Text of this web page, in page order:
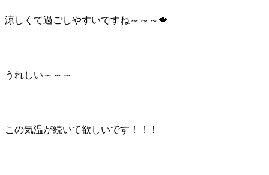
涼しくて過ごしやすいですね～～～🍁
うれしい～～～
この気温が続いて欲しいです！！！